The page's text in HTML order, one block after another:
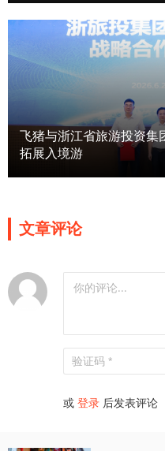
飞猪与浙江省旅游投资集
拓展入境游
文章评论
或 登录 后发表评论